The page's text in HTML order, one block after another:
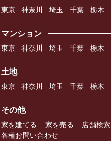
東京 神奈川 埼玉 千葉 栃木
マンション
東京 神奈川 埼玉 千葉 栃木
土地
東京 神奈川 埼玉 千葉 栃木
その他
家を建てる 家を売る
店舗検索
各種お問い合わせ